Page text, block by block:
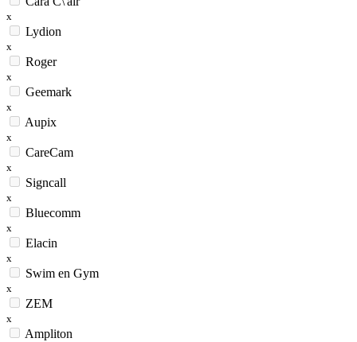
x
Lydion
x
Roger
x
Geemark
x
Aupix
x
CareCam
x
Signcall
x
Bluecomm
x
Elacin
x
Swim en Gym
x
ZEM
x
Ampliton